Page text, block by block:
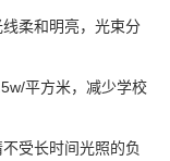
柔和明亮，光束分
平方米，减少学校
受长时间光照的负